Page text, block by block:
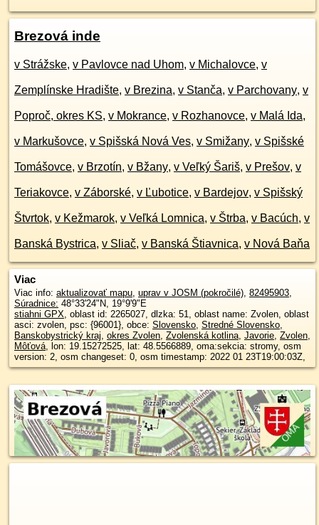
Brezová inde
v Strážske, v Pavlovce nad Uhom, v Michalovce, v
Zemplínske Hradište, v Brezina, v Stanča, v Parchovany, v
Poproč, okres KS, v Mokrance, v Rozhanovce, v Malá Ida,
v Markušovce, v Spišská Nová Ves, v Smižany, v Spišské
Tomášovce, v Brzotín, v Bžany, v Veľký Šariš, v Prešov, v
Teriakovce, v Záborské, v Ľubotice, v Bardejov, v Spišský
Štvrtok, v Kežmarok, v Veľká Lomnica, v Štrba, v Bacúch, v
Banská Bystrica, v Sliač, v Banská Štiavnica, v Nová Baňa
Viac
Viac info: aktualizovať mapu, uprav v JOSM (pokročilé), 82495903,
Súradnice: 48°33'24"N, 19°9'9"E
stiahni GPX, oblast id: 2265027, dlzka: 51, oblast name: Zvolen, oblast
asci: zvolen, psc: {96001}, obce: Slovensko, Stredné Slovensko,
Banskobystrický kraj, okres Zvolen, Zvolenská kotlina, Javorie, Zvolen,
Môťová, lon: 19.15272525, lat: 48.5566889, oma:sekcia: stromy, osm
version: 2, osm changeset: 0, osm timestamp: 2022 01 23T19:00:03Z,